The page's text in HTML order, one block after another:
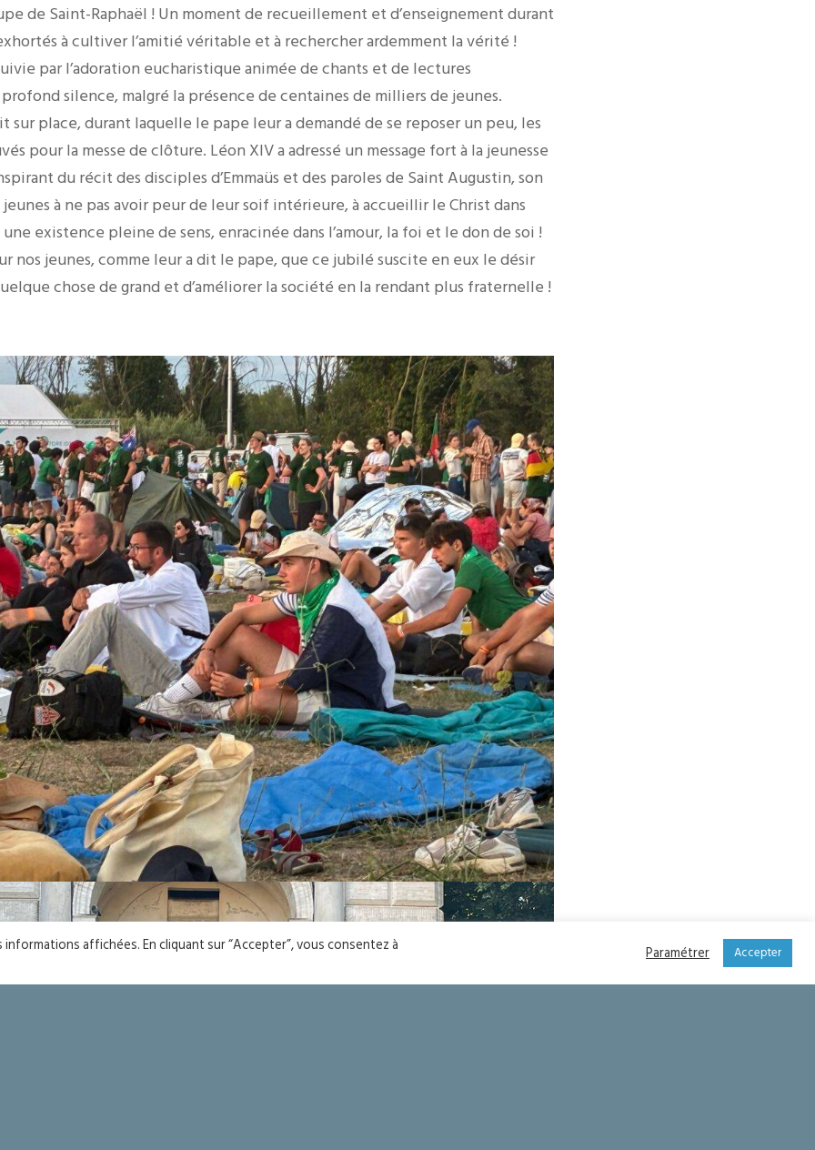
de Saint-Raphaël ! Un moment de recueillement et d’enseignement durant
à cultiver l’amitié véritable et à rechercher ardemment la vérité !
par l’adoration eucharistique animée de chants et de lectures
silence, malgré la présence de centaines de milliers de jeunes.
sur place, durant laquelle le pape leur a demandé de se reposer un peu, les
pour la messe de clôture. Léon XIV a adressé un message fort à la jeunesse
du récit des disciples d’Emmaüs et des paroles de Saint Augustin, son
à ne pas avoir peur de leur soif intérieure, à accueillir le Christ dans
existence pleine de sens, enracinée dans l’amour, la foi et le don de soi !
nos jeunes, comme leur a dit le pape, que ce jubilé suscite en eux le désir
chose de grand et d’améliorer la société en la rendant plus fraternelle !
affichées. En cliquant sur “Accepter”, vous consentez à Paramétrer Accepter